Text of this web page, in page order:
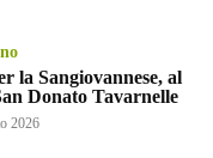
la Sangiovannese, al
Donato Tavarnelle
2026